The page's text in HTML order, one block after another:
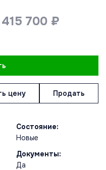
415 700 ₽
цену Продать
Состояние:
Новые
Документы:
Да